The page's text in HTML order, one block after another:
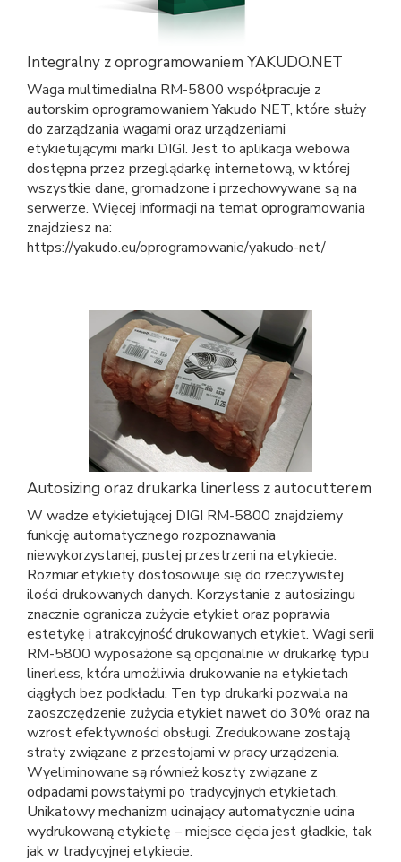
Integralny z oprogramowaniem YAKUDO.NET
Waga multimedialna RM-5800 współpracuje z
autorskim oprogramowaniem Yakudo NET, które służy
do zarządzania wagami oraz urządzeniami
etykietującymi marki DIGI. Jest to aplikacja webowa
dostępna przez przeglądarkę internetową, w której
wszystkie dane, gromadzone i przechowywane są na
serwerze. Więcej informacji na temat oprogramowania
znajdziesz na:
https://yakudo.eu/oprogramowanie/yakudo-net/
Autosizing oraz drukarka linerless z autocutterem
W wadze etykietującej DIGI RM-5800 znajdziemy
funkcję automatycznego rozpoznawania
niewykorzystanej, pustej przestrzeni na etykiecie.
Rozmiar etykiety dostosowuje się do rzeczywistej
ilości drukowanych danych. Korzystanie z autosizingu
znacznie ogranicza zużycie etykiet oraz poprawia
estetykę i atrakcyjność drukowanych etykiet. Wagi serii
RM-5800 wyposażone są opcjonalnie w drukarkę typu
linerless, która umożliwia drukowanie na etykietach
ciągłych bez podkładu. Ten typ drukarki pozwala na
zaoszczędzenie zużycia etykiet nawet do 30% oraz na
wzrost efektywności obsługi. Zredukowane zostają
straty związane z przestojami w pracy urządzenia.
Wyeliminowane są również koszty związane z
odpadami powstałymi po tradycyjnych etykietach.
Unikatowy mechanizm ucinający automatycznie ucina
wydrukowaną etykietę – miejsce cięcia jest gładkie, tak
jak w tradycyjnej etykiecie.